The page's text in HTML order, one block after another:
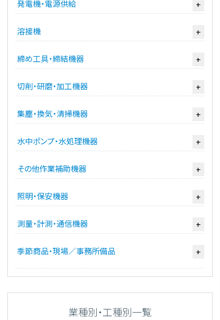
発電機・電源供給 +
溶接機 +
締め工具・締結機器 +
切削・研磨・加工機器 +
集塵・換気・清掃機器 +
水中ポンプ・水処理機器 +
その他作業補助機器 +
照明・保安機器 +
測量・計測・通信機器 +
季節商品・現場／事務所備品 +
業種別・工種別一覧